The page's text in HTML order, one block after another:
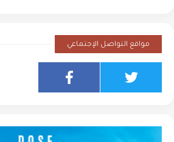
مواقع التواصل الإجتماعي